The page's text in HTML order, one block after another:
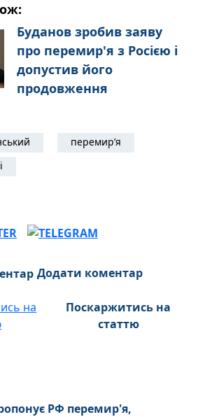
Буданов зробив заяву
про перемир'я з Росією і
допустив його
продовження
перемир’я
Додати коментар
Поскаржитись на
статтю
РФ перемир'я,